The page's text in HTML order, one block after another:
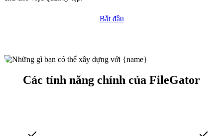
Bắt đầu
Các tính năng chính của FileGator